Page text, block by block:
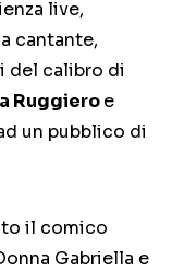
live,
cantante,
del calibro di
Ruggieroe
un pubblico di
il comico
Gabriella e